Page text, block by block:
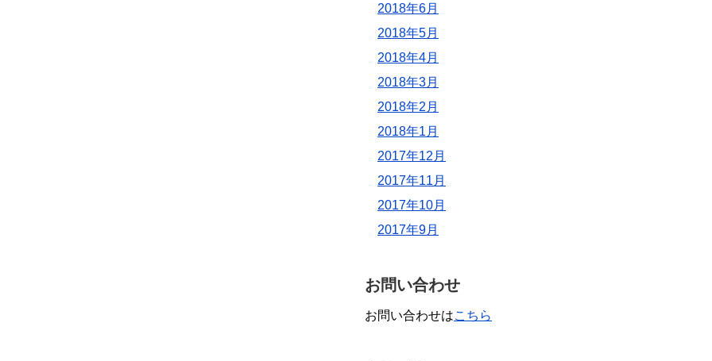
2018年6月
2018年5月
2018年4月
2018年3月
2018年2月
2018年1月
2017年12月
2017年11月
2017年10月
2017年9月
お問い合わせ
お問い合わせはこちら